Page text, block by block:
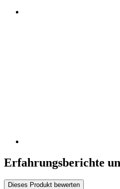
Erfahrungsberichte
Dieses Produkt bewerten